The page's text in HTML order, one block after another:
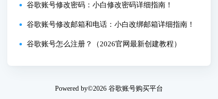
谷歌账号修改密码：小白修改密码详细指南！
谷歌账号修改邮箱和电话：小白改绑邮箱详细指南！
谷歌账号怎么注册？（2026官网最新创建教程）
Powered by©2026 谷歌账号购买平台